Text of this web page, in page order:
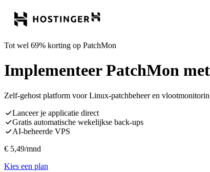
Tot wel 69% korting op PatchMon
Implementeer PatchMon
Zelf-gehost platform voor Linux-patchbeheer en
Lanceer je applicatie direct
Gratis automatische wekelijkse back-ups
AI-beheerde VPS
€ 5,49/mnd
Kies een plan